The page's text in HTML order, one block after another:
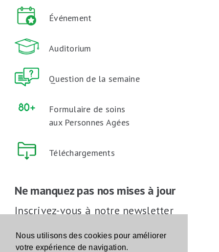
Nous utilisons des cookies pour améliorer
votre expérience de navigation.
Événement
Auditorium
Question de la semaine
Formulaire de soins
aux Personnes Agées
Téléchargements
Ne manquez pas nos mises à jour
Inscrivez-vous à notre newsletter
Inscrivez-vous